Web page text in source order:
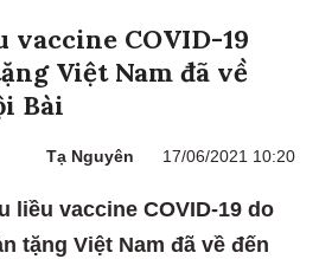
vaccine COVID-19
Việt Nam đã về
Bài
Tạ Nguyên 17/06/2021 10:20
liều vaccine COVID-19 do
tặng Việt Nam đã về đến